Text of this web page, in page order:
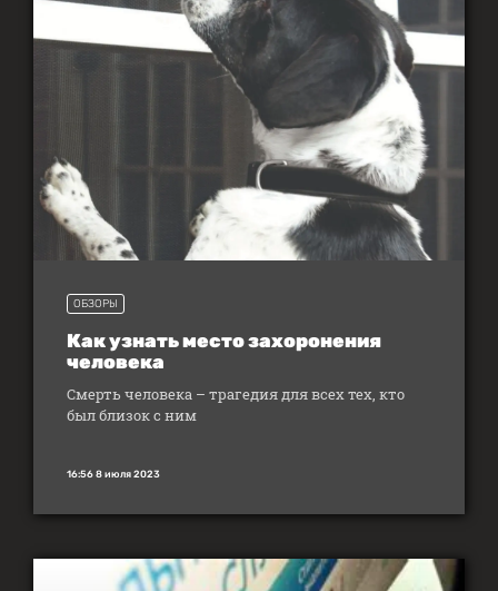
ОБЗОРЫ
Как узнать место захоронения
человека
Смерть человека – трагедия для всех тех, кто
был близок с ним
16:56 8 июля 2023